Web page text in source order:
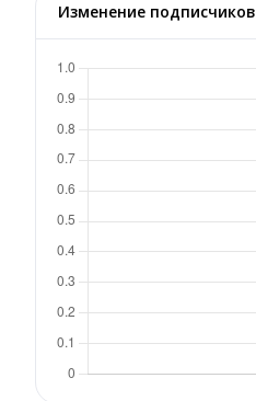
Изменение подписчиков